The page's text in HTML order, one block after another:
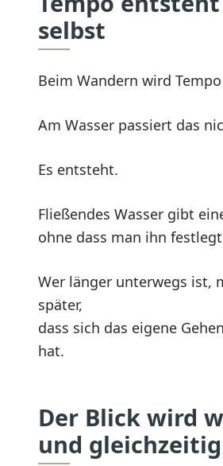
selbst
Beim Wandern wird
Am Wasser passiert das
Es entsteht.
Fließendes Wasser gibt
ohne dass man ihn
Wer länger unterwegs ist,
später,
dass sich das eigene
hat.
Der Blick wird
und